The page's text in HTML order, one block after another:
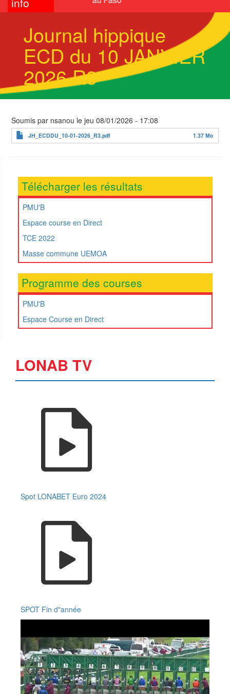
Journal hippique
ECD du 10 JANVIER
2026 R3
Soumis par nsanou le jeu 08/01/2026 - 17:08
JH_ECDDU_10-01-2026_R3.pdf 1.37 Mo
Télécharger les résultats
PMU'B
Espace course en Direct
TCE 2022
Masse commune UEMOA
Programme des courses
PMU'B
Espace Course en Direct
LONAB TV
Spot LONABET Euro 2024
SPOT Fin d"année